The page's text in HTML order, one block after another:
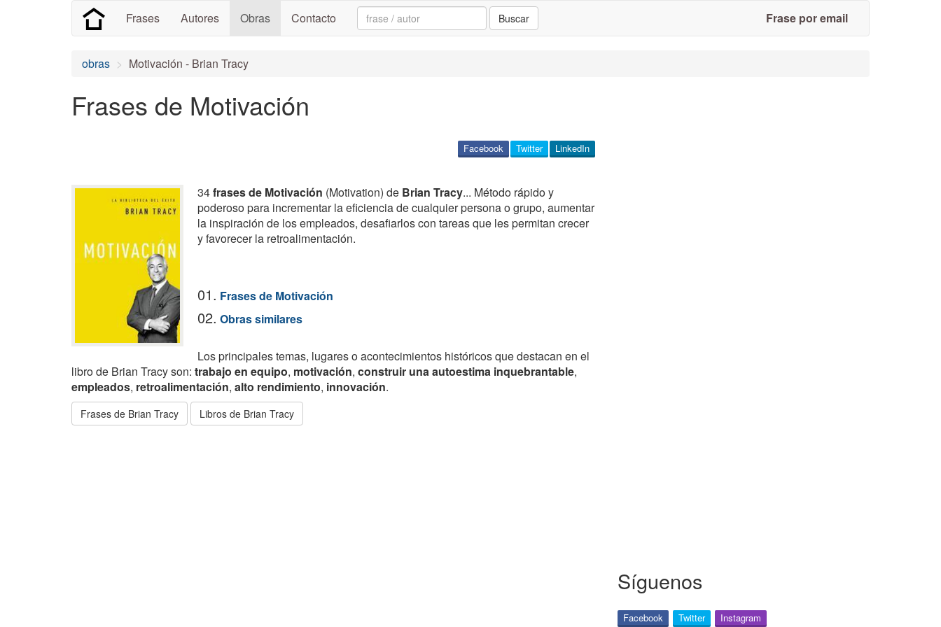
Frases Autores Obras Contacto Search: Buscar Frase por email
obras Motivación - Brian Tracy
Frases de Motivación
LinkedIn
Twitter
Facebook
34frases de Motivación (Motivation) de Brian Tracy... Método rápido y
poderoso para incrementar la eficiencia de cualquier persona o grupo, aumentar
la inspiración de los empleados, desafiarlos con tareas que les permitan crecer
y favorecer la retroalimentación.
01. Frases de Motivación
02. Obras similares
Los principales temas, lugares o acontecimientos históricos que destacan en el
libro de Brian Tracy son: trabajo en equipo, motivación, construir una autoestima inquebrantable,
empleados, retroalimentación, alto rendimiento, innovación.
Frases de Brian Tracy Libros de Brian Tracy
Síguenos
Facebook Twitter Instagram